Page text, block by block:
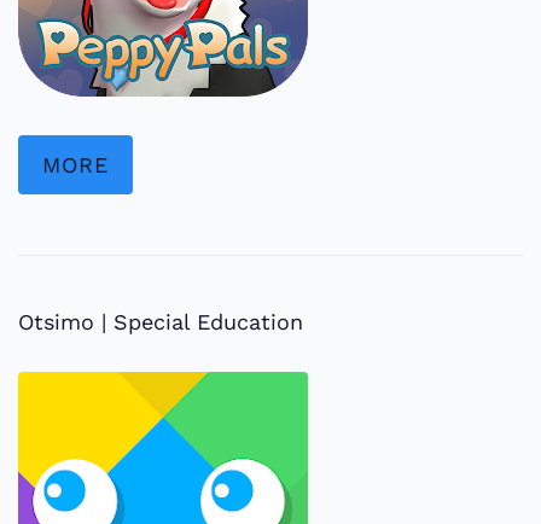
MORE
Otsimo | Special Education